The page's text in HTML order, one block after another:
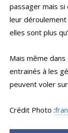
passager mais
leur
elles sont plus
Mais même
entrainés à les
peuvent voler
Crédit Photo :